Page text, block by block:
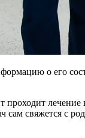
о его
свяжется с